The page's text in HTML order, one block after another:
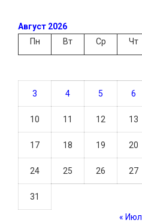
Август 2026
Пн
Вт Ср Чт
3 4 5 6
10 11 12 13
17 18 19 20
24 25 26 27
31
« Июл